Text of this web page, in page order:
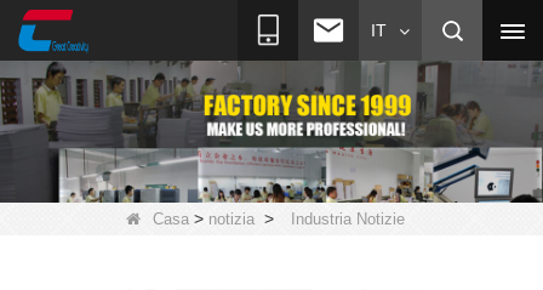
IT
Casa > notizia > Industria Notizie